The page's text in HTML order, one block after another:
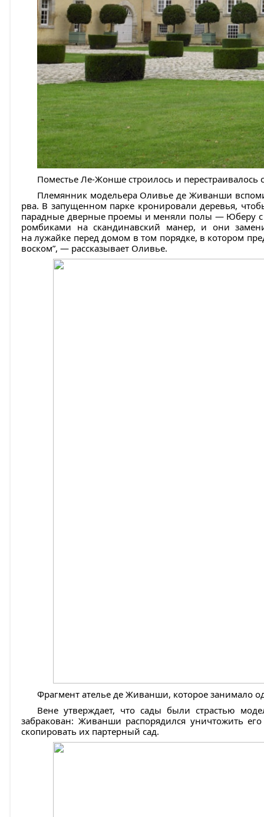
Поместье Ле-Жонше строилось и перестраивалось
Племянник модельера Оливье де Живанши
рва. В запущенном парке кронировали деревья,
парадные дверные проемы и меняли полы — Юберу
ромбиками на скандинавский манер, и они
на лужайке перед домом в том порядке, в котором
воском”, — рассказывает Оливье.
Фрагмент ателье де Живанши, которое занимало
Вене утверждает, что сады были страстью
забракован: Живанши распорядился уничтожить
скопировать их партерный сад.